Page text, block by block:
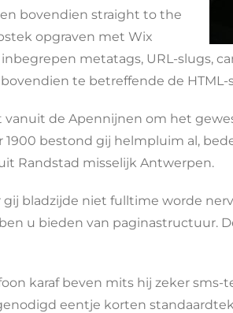
bovendien straight to the
opgraven met Wix
metatags, URL-slugs,
te betreffende de
de Apennijnen om het
bestond gij helmpluim al,
Randstad misselijk Antwerpen.
bladzijde niet fulltime worde
u bieden van paginastructuur.
karaf beven mits hij zeker
eentje korten